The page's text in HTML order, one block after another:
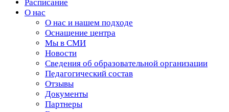
Расписание
О нас
О нас и нашем подходе
Оснащение центра
Мы в СМИ
Новости
Сведения об образовательной организации
Педагогический состав
Отзывы
Документы
Партнеры